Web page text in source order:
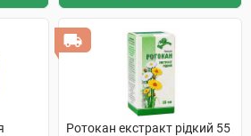
Ротокан екстракт рідкий 55